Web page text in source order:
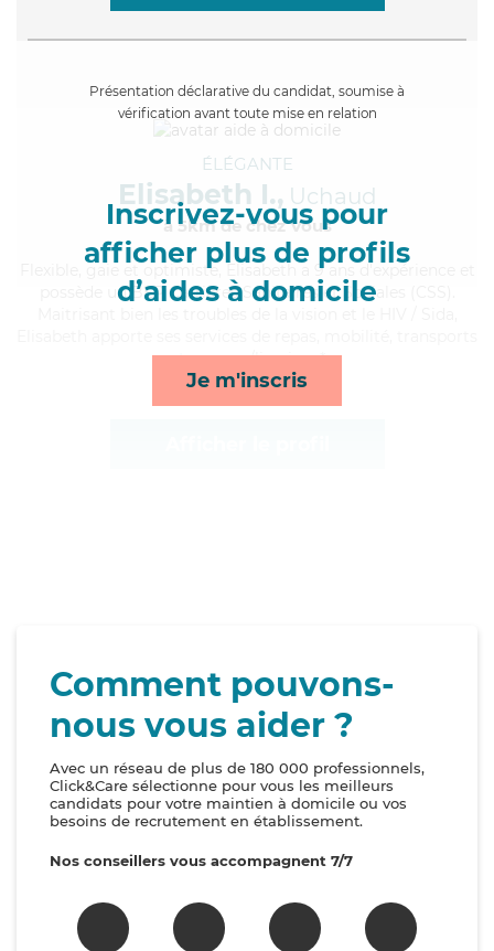
Présentation déclarative du candidat, soumise à
vérification avant toute mise en relation
Inscrivez-vous pour
afficher plus de profils
d’aides à domicile
Je m'inscris
ÉLÉGANTE
Elisabeth I., Uchaud
à 5km de chez Vous
, gaie et optimiste, Elisabeth a 9 ans d'expérience et
possède un BEP Carrières Sanitaires et Sociales (CSS).
et courses/livraison*
Comment pouvons-
nous vous aider ?
Avec un réseau de plus de 180 000 professionnels,
Click&Care sélectionne pour vous les meilleurs
candidats pour votre maintien à domicile ou vos
besoins de recrutement en établissement.
Nos conseillers vous accompagnent 7/7